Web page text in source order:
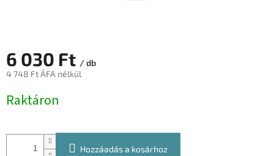
6 030 Ft / db
4 748 Ft ÁFA nélkül
Raktáron
Hozzáadás a kosárhoz